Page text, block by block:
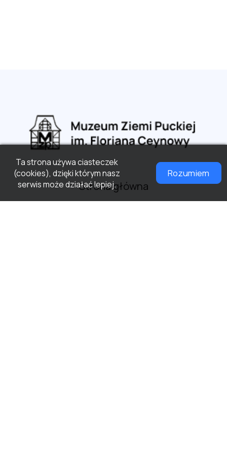
Strona główna
Ta strona używa ciasteczek
(cookies), dzięki którym nasz
serwis może działać lepiej.
Rozumiem